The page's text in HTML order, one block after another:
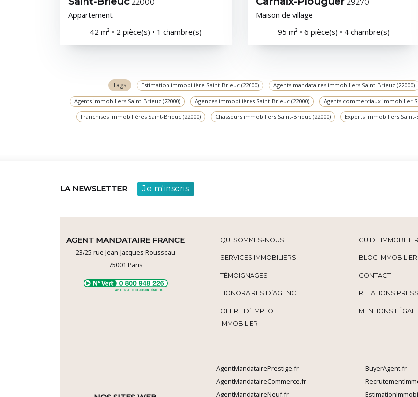
22000
Appartement
42 m² • 2 pièce(s) • 1 chambre(s)
29270
Maison de village
95 m² • 6 pièce(s) • 4 chambre(s)
Tags Estimation immobilière Saint-Brieuc (22000) Agents mandataires immobiliers Saint-Brieuc (22000)
Agents immobiliers Saint-Brieuc (22000) Agences immobilières Saint-Brieuc (22000) Agents commerciaux immobilier
Franchises immobilières Saint-Brieuc (22000) Chasseurs immobiliers Saint-Brieuc (22000) Experts immobiliers Saint-
LA NEWSLETTER Je m'inscris
AGENT MANDATAIRE FRANCE
23/25 rue Jean-Jacques Rousseau
75001 Paris
QUI SOMMES-NOUS
SERVICES IMMOBILIERS
TÉMOIGNAGES
HONORAIRES D’AGENCE
OFFRE D’EMPLOI
IMMOBILIER
GUIDE IMMOBILIER
BLOG IMMOBILIER
CONTACT
RELATIONS
MENTIONS
AgentMandatairePrestige.fr
AgentMandataireCommerce.fr
AgentMandataireNeuf.fr
BuyerAgent.fr